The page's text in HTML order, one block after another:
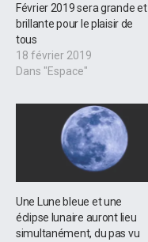
Février 2019 sera grande et
brillante pour le plaisir de
tous
18 février 2019
Dans "Espace"
Une Lune bleue et une
éclipse lunaire auront lieu
simultanément, du pas vu